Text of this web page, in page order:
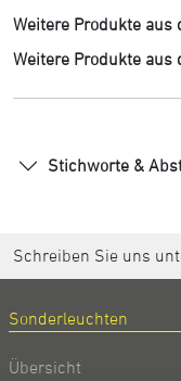
Weitere Produkte aus
Weitere Produkte aus
Stichworte &
Schreiben Sie uns
Sonderleuchten
Übersicht